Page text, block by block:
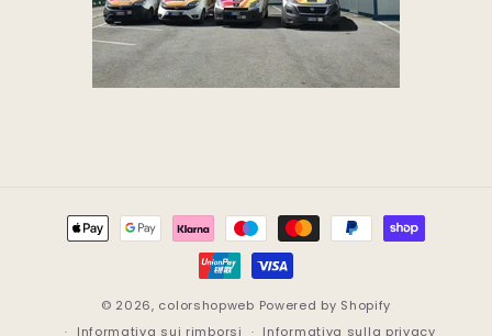
Metodi
© 2026, colorshopweb Powered by Shopify
Informativa sui rimborsi
Informativa sulla privacy